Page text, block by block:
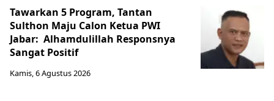
Tawarkan 5 Program, Tantan
Sulthon Maju Calon Ketua PWI
Jabar: Alhamdulillah Responsnya
Sangat Positif
Kamis, 6 Agustus 2026